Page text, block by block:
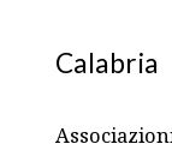
Calabria